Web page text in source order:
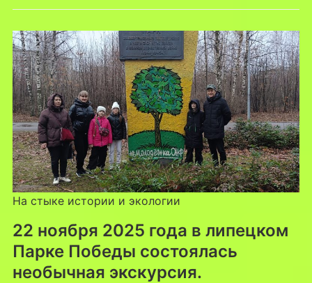
На стыке истории и экологии
22 ноября 2025 года в липецком
Парке Победы состоялась
необычная экскурсия.